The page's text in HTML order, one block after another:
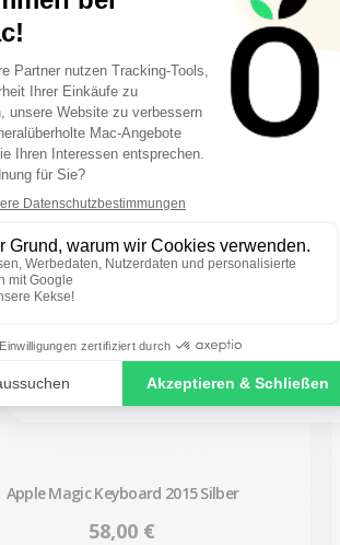
Related Products
Apple Magic Keyboard 2015 Silber
Preis
58,00 €
10€ FREE ON
FIRST ORDER
Sign up to receive your discount.
SIGN ME UP!